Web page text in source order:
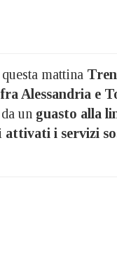
mattina
Alessandria e
un guasto alla
attivati i servizi